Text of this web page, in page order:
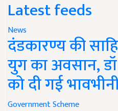
Latest feeds
News
दंडकारण्य की
युग का अवसान, डॉ
को दी गई
Government Scheme